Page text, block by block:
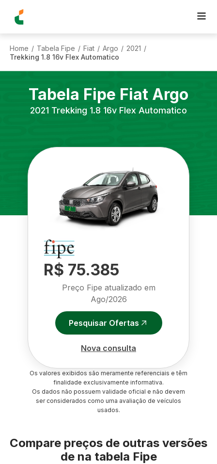
Home / Tabela Fipe / Fiat / Argo / 2021 /
Trekking 1.8 16v Flex Automatico
Tabela Fipe Fiat Argo
2021 Trekking 1.8 16v Flex Automatico
R$ 75.385
Preço Fipe atualizado em
Ago/2026
Pesquisar Ofertas
Nova consulta
Os valores exibidos são meramente referenciais e têm
finalidade exclusivamente informativa.
Os dados não possuem validade oficial e não devem
ser considerados como uma avaliação de veículos
usados.
Compare preços de outras versões
de na tabela Fipe